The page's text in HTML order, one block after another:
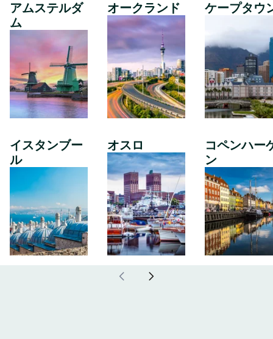
アムステルダ
ム
イスタンブー
ル
オークランド
オスロ
ケープタウ
コペンハー
ン